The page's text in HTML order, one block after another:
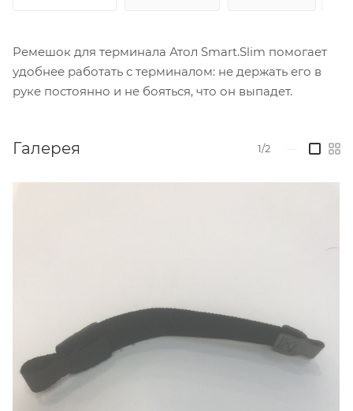
Ремешок для терминала Атол Smart.Slim помогает
удобнее работать с терминалом: не держать его в
руке постоянно и не бояться, что он выпадет.
Галерея 1/2